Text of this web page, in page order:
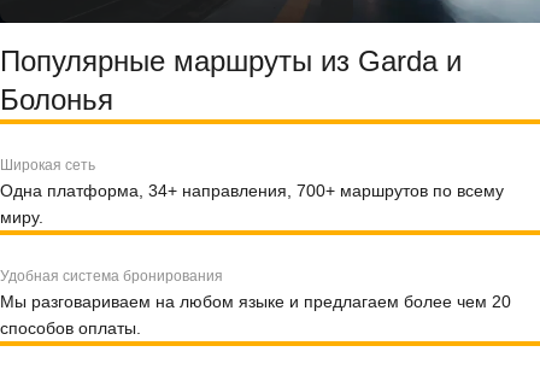
Популярные маршруты из Garda и
Болонья
Широкая сеть
Одна платформа, 34+ направления, 700+ маршрутов по всему
миру.
Удобная система бронирования
Мы разговариваем на любом языке и предлагаем более чем 20
способов оплаты.